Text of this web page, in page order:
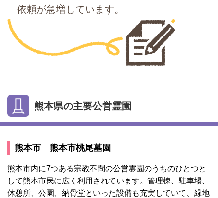
依頼が急増しています。
熊本県の主要公営霊園
熊本市 熊本市桃尾墓園
熊本市内に7つある宗教不問の公営霊園のうちのひとつと
して熊本市民に広く利用されています。管理棟、駐車場、
休憩所、公園、納骨堂といった設備も充実していて、緑地